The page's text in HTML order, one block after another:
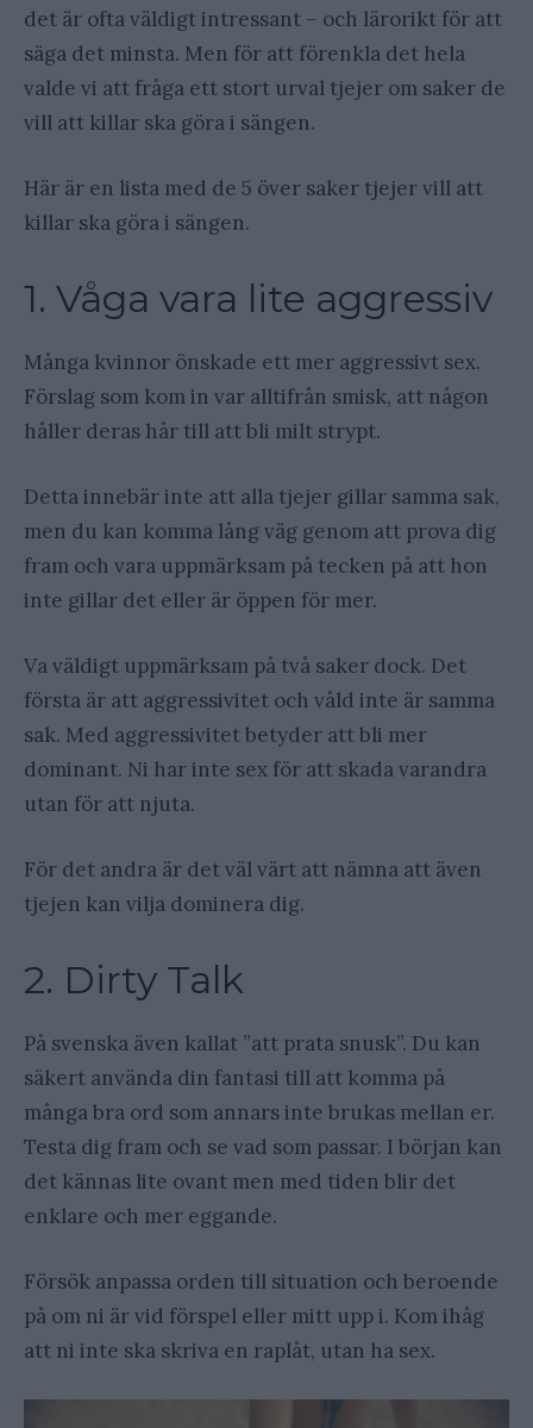
det är ofta väldigt intressant – och lärorikt för att
säga det minsta. Men för att förenkla det hela
valde vi att fråga ett stort urval tjejer om saker de
vill att killar ska göra i sängen.
Här är en lista med de 5 över saker tjejer vill att
killar ska göra i sängen.
1. Våga vara lite aggressiv
Många kvinnor önskade ett mer aggressivt sex.
Förslag som kom in var alltifrån smisk, att någon
håller deras hår till att bli milt strypt.
Detta innebär inte att alla tjejer gillar samma sak,
men du kan komma lång väg genom att prova dig
fram och vara uppmärksam på tecken på att hon
inte gillar det eller är öppen för mer.
Va väldigt uppmärksam på två saker dock. Det
första är att aggressivitet och våld inte är samma
sak. Med aggressivitet betyder att bli mer
dominant. Ni har inte sex för att skada varandra
utan för att njuta.
För det andra är det väl värt att nämna att även
tjejen kan vilja dominera dig.
2. Dirty Talk
På svenska även kallat ”att prata snusk”. Du kan
säkert använda din fantasi till att komma på
många bra ord som annars inte brukas mellan er.
Testa dig fram och se vad som passar. I början kan
det kännas lite ovant men med tiden blir det
enklare och mer eggande.
Försök anpassa orden till situation och beroende
på om ni är vid förspel eller mitt upp i. Kom ihåg
att ni inte ska skriva en raplåt, utan ha sex.